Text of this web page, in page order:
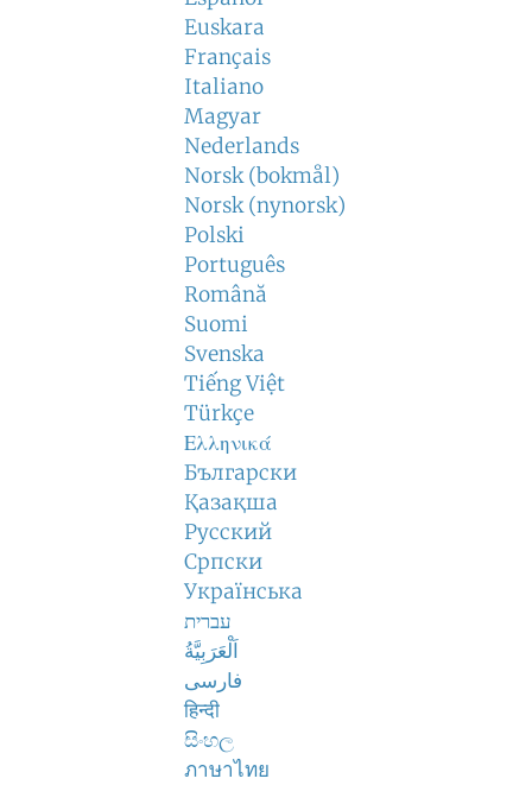
Euskara
Français
Italiano
Magyar
Nederlands
Norsk (bokmål)
Norsk (nynorsk)
Polski
Português
Română
Suomi
Svenska
Tiếng Việt
Türkçe
Ελληνικά
Български
Қазақша
Русский
Српски
Українська
עברית
اَلْعَرَبِيَّةُ
فارسی
हिन्दी
සිංහල
ภาษาไทย